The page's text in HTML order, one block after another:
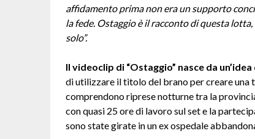
affidamento prima non era un supporto
la fede. Ostaggio è il racconto di questa
solo”.
Il videoclip di “Ostaggio” nasce da
di utilizzare il titolo del brano per creare una
comprendono riprese notturne tra la
con quasi 25 ore di lavoro sul set e la
sono state girate in un ex ospedale